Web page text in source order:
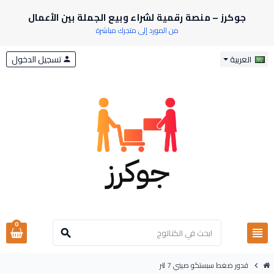
جوكرز – منصة رقمية لشراء وبيع الجملة بين الأعمال
من المورد إلى متجرك مباشرة
العربية
view_headline
search
person تسجيل الدخول
0
chevron_right قدور ضغط سبستكو صيني 7 لتر